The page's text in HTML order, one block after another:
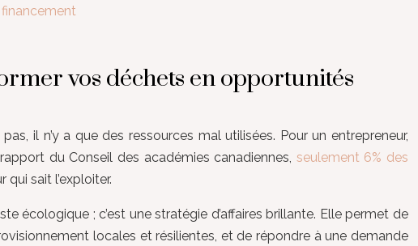
vos déchets en opportunités
il n’y a que des ressources mal utilisées. Pour un entrepreneur,
du Conseil des académies canadiennes, seulement 6% des
qui sait l’exploiter.
écologique ; c’est une stratégie d’affaires brillante. Elle permet de
locales et résilientes, et de répondre à une demande